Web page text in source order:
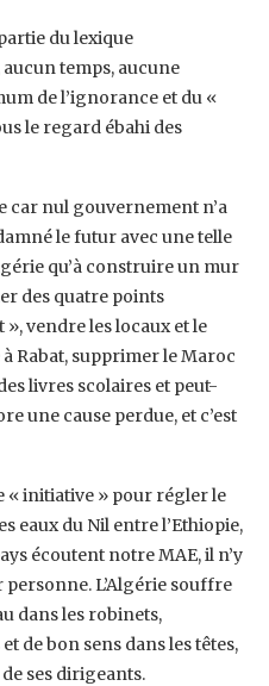
du lexique
temps, aucune
de l’ignorance et du «
le regard ‎ébahi des
car nul gouvernement n’a
le futur avec une telle
qu’à ‎construire un mur
des quatre points
vendre les locaux et le
Rabat, supprimer le Maroc
livres scolaires et peut-
une cause ‎perdue, et c’est
« initiative » pour régler le
eaux du ‎Nil entre l’Ethiopie,
écoutent notre MAE, il n’y
L’Algérie souffre
dans les robinets,
de bon sens dans les têtes,
ses ‎dirigeants.‎